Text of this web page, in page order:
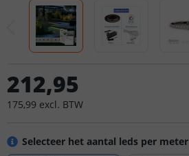
Selecteer het aantal leds per meter
212,95
175,99 excl. BTW